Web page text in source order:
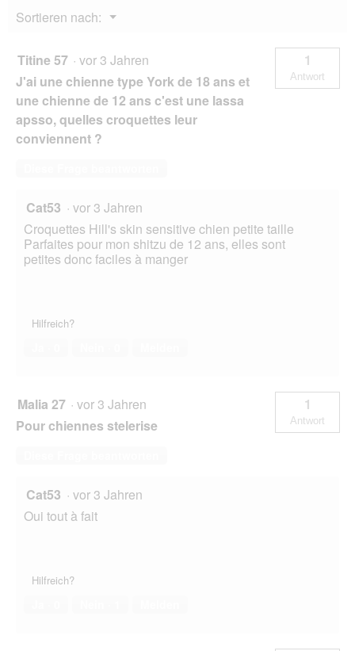
Mini
Huhn
1,5
kg
Sortieren nach: ▼
Menü
Titine 57 · vor 3 Jahren
J'ai une chienne type York de 18 ans et
une chienne de 12 ans c'est une lassa
apsso, quelles croquettes leur
conviennent ?
1
Antwort
Cat53 · vor 3 Jahren
Croquettes Hill's skin sensitive chien petite taille
Parfaites pour mon shitzu de 12 ans, elles sont
petites donc faciles à manger
Hilfreich?
Malia 27 · vor 3 Jahren
Pour chiennes stelerise
1
Antwort
Cat53 · vor 3 Jahren
Oui tout à fait
Hilfreich?